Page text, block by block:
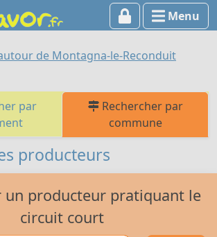
Menu
de Montagna-le-Reconduit
par
Rechercher par
commune
producteurs
un producteur pratiquant le
circuit court